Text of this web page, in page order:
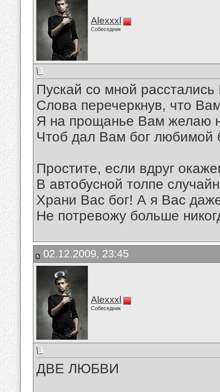
Alexxxl
Собеседник
Пускай со мной
Слова перечеркнув, что
Я на прощанье Вам желаю
Чтоб дал Вам бог любимой
Простите, если вдруг
В автобусной толпе
Храни Вас бог! А я Вас
Не потревожу больше
02.12.2009, 23:45
Alexxxl
Собеседник
ДВЕ ЛЮБВИ